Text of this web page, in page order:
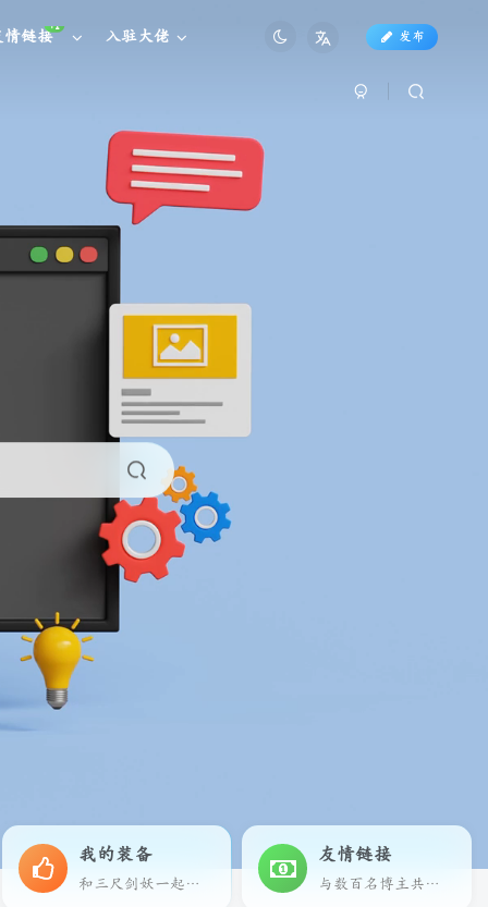
情链接
+1
入驻大佬 发布
我的装备
和三尺剑妖一起享受科技带来的乐趣
友情链接
与数百名博主共同进步